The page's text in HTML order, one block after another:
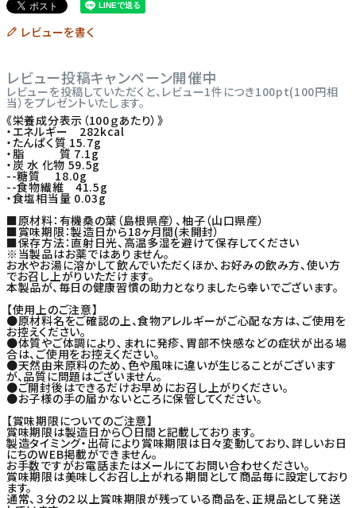
レビューを書く
レビュー投稿キャンペーン開催中
レビューを投稿していただくと、レビュー1件につき100pt(100円相
当）をプレゼントいたします。
《栄養成分表示（100ｇあたり）》
・エネルギー 282kcal
・たんぱく質 15.7g
・脂 質 7.1g
・炭 水 化物 59.5g
--糖質 18.0g
--食物繊維 41.5g
・食塩相当量 0.03g
■原材料：有機桑の葉（島根県産）、柚子（山口県産）
■賞味期限：製造日から18ヶ月間(未開封）
■保存方法：直射日光、高温多湿を避けて保存してください
※当製品はお薬ではありません。
お水やお湯に溶かして飲んでいただくほか、お好みの飲み方、使い方
でお召し上がりいただけます。
本製品が、毎日の健康習慣の助力となりましたら幸いでございます。
【使用上のご注意】
●原材料名をご確認の上、食物アレルギーがご心配な方は、ご使用を
お控えください。
●体質やご体調により､まれに発疹、胃部不快感などの症状が出る場
合は、ご使用をお控えください。
●天然由来原料のため、色や風味に違いが生じることがございます
が、品質に問題はございません。
●ご開封後はできるだけお早めにお召し上がりください。
●お子様の手の届かないところに保管してください。
【賞味期限についてのご注意】
賞味期限は製造日から〇日間と記載しております。
製造タイミング・出荷により賞味期限は日々変動しており、詳しいお日
にちのWEB掲載ができません。
お手数ですがお電話またはメールにてお問い合わせください。
賞味期限は美味しくお召し上がれる期間として商品毎に設定しており
ます。
通常、３分の２以上賞味期限が残っている商品を、正規品として発送